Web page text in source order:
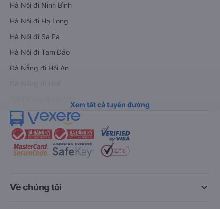
Hà Nội đi Ninh Bình
Hà Nội đi Hạ Long
Hà Nội đi Sa Pa
Hà Nội đi Tam Đảo
Đà Nẵng đi Hội An
Xem tất cả tuyến đường
keyboard_arrow_down
Về chúng tôi